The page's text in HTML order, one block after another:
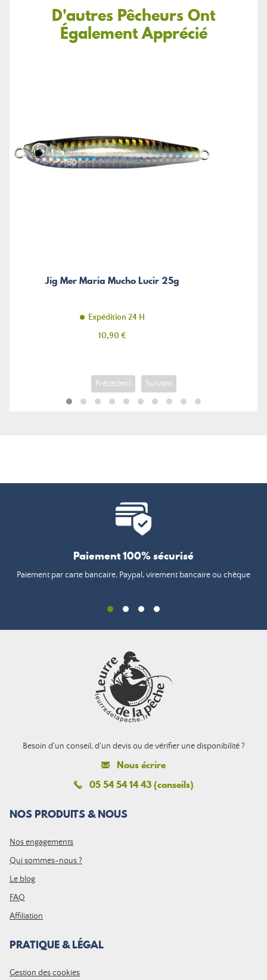
D'autres Pêcheurs Ont
Également Apprécié
Jig Mer Maria Mucho Lucir 25g
Expédition 24 H
Prix
10,90 €
Précédent Suivant
Paiement 100% sécurisé
Paiement par carte bancaire, Paypal, virement bancaire ou chèque
Besoin d'un conseil, d'un devis ou de vérifier une disponibilité ?
Nous écrire
05 54 54 14 43 (conseils)
NOS PRODUITS & NOUS
Nos engagements
Qui sommes-nous ?
Le blog
FAQ
Affiliation
PRATIQUE & LÉGAL
Gestion des cookies